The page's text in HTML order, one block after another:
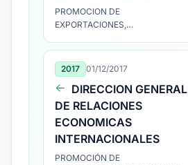
PROMOCION DE
EXPORTACIONES,
2078456
2017 01/12/2017
DIRECCION GENERAL
DE RELACIONES
ECONOMICAS
INTERNACIONALES
PROMOCIÓN DE